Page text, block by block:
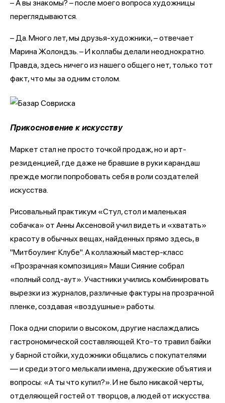
– А вы знакомы? – после моего вопроса художницы
переглядываются.
– Да. Много лет, мы друзья-художники, – отвечает
Марина Жолондзь. – И коллабы делали неоднократно.
Правда, здесь ничего из нашего общего нет, только тот
факт, что мы за одним столом.
Прикосновение к искусству
Маркет стал не просто точкой продаж, но и арт-
резиденцией, где даже не бравшие в руки карандаш
прежде могли попробовать себя в роли создателей
искусства.
Рисовальный практикум «Стул, стол и маленькая
собачка» от Анны Аксеновой учил видеть и «хватать»
красоту в обычных вещах, найденных прямо здесь, в
"Митбоулинг Клубе". А коллажный мастер-класс
«Прозрачная композиция» Маши Сияние собрал
«полный солд-аут». Участники учились комбинировать
вырезки из журналов, различные фактуры на прозрачной
пленке, создавая «воздушные» работы.
Пока одни спорили о высоком, другие наслаждались
гастрономической составляющей. Кто-то травил байки
у барной стойки, художники общались с покупателями
— и среди этого мелькали имена, дружеские объятия и
вопросы: «А ты что купил?». И не было никакой черты,
отделяющей гостей от творцов, а людей от искусства.